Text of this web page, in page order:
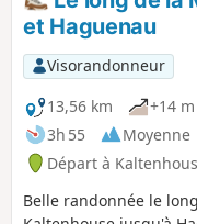
et Haguenau
Visorandonneur
13,56 km
+14 m
3h 55
Moyenne
Départ à
Belle randonnée le